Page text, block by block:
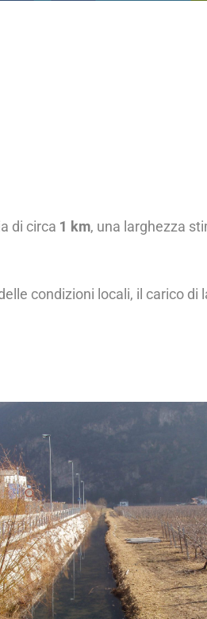
di circa 1 km, una larghezza
condizioni locali, il carico di